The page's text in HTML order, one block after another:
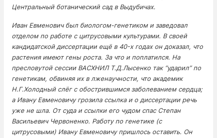
Центральный ботанический сад в Выдубичах.
Иван Евменович был биологом-генетиком и заведовал
отделом по работе с цитрусовыми культурами. В своей
кандидатской диссертации ещё в 40-х годах он доказал, что
растения имеют гены роста. За что и поплатился. На
пресловутой сессии ВАСХНИЛ Т.Д.Лысенко так “ударил” по
генетикам, обвиняя их в лженаучности, что академик
Н.Г.Холодный слёг с обострившимся заболеванием сердца;
а Ивану Евменовичу грозила ссылка и о диссертации речь
уже не шла. От суда и ссылки его чудом спас Степан
Васильевич Червоненко. Работу по генетике (с
цитрусовыми) Ивану Евменовичу пришлось оставить. Он